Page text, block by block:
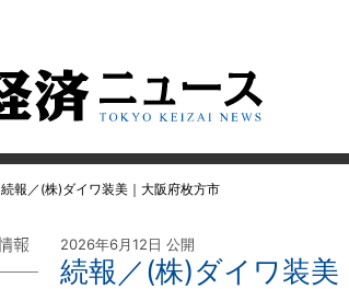
続報／(株)ダイワ装美｜大阪府枚方市
2026年6月12日 公開
続報／(株)ダイワ装美